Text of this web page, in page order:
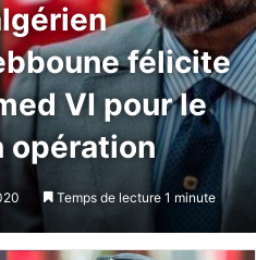
félicite
VI pour le
opération
Temps de lecture 1 minute